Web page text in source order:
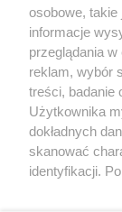
Nie zapomnij
zapoznać się z:
Twojemiasto
Piekary Śląskie
Chorzów
Tarnowskie Góry
osobowe, takie
informacje
przeglądania
reklam, wybór
treści, badanie
Użytkownika
dokładnych
skanować
identyfikacji.